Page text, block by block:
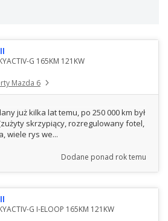
G 165KM 121KW
Mazda 6
już kilka lat temu, po 250 000 km był
skrzypiący, rozregulowany fotel,
wiele rys we...
Dodane ponad rok temu
G I-ELOOP 165KM 121KW